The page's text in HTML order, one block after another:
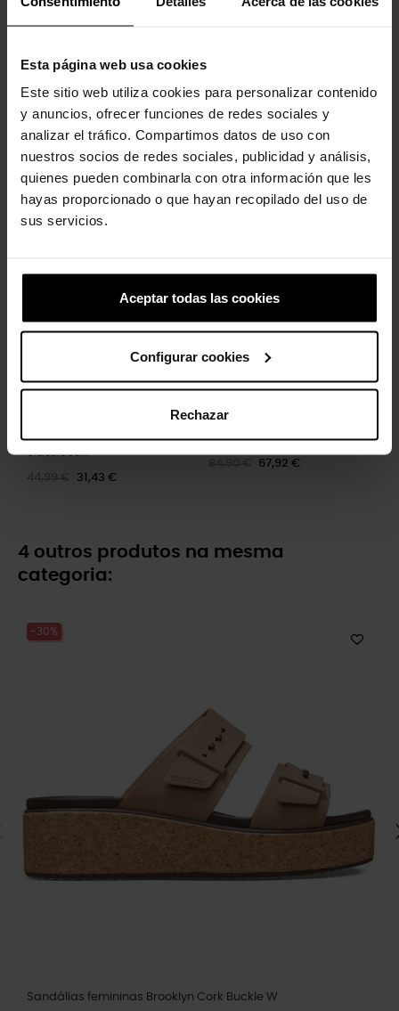
Esta página web usa cookies
Este sitio web utiliza cookies para personalizar contenido
y anuncios, ofrecer funciones de redes sociales y
analizar el tráfico. Compartimos datos de uso con
nuestros socios de redes sociales, publicidad y análisis,
quienes pueden combinarla con otra información que les
hayas proporcionado o que hayan recopilado del uso de
sus servicios.
Aceptar todas las cookies
Configurar cookies
Rechazar
Classic IAM Color Change...
49,90 € 39,92 €
One Piece Chopper Classic...
69,90 €
-30%
Tamancos infantis
clássicos...
44,99 € 31,43 €
-20%
Sandálias unissexo Mega...
67,92 €
4 outros produtos na mesma
categoria:
-30%
Sandálias femininas Brooklyn Cork Buckle W